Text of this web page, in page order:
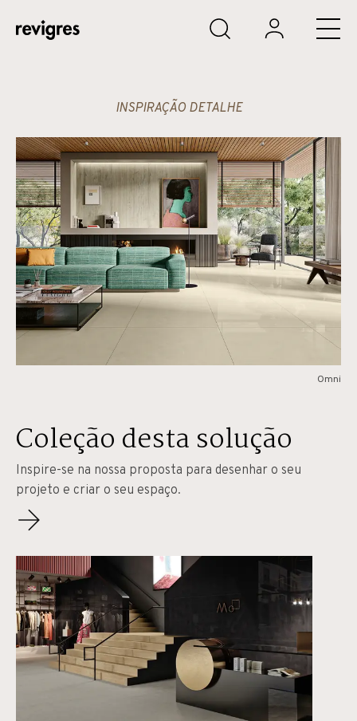
Saltar para o conteúdo principal
INSPIRAÇÃO DETALHE
Omni
Coleção desta solução
Inspire-se na nossa proposta para desenhar o seu
projeto e criar o seu espaço.